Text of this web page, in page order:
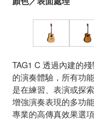
TAG1 C 透過內建的
的演奏體驗，所有功
是在練習、表演或探
增強演奏表現的多功
專業的高傳真效果選